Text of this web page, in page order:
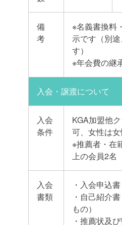
備
考
※名義書換料
示です（別
す）
※年会費の継
入会・譲渡について
入会
条件
KGA加盟他
可、女性は
※推薦者・在
上の会員2名
入会
書類
・入会申込書
・自己紹介
もの）
・推薦状及